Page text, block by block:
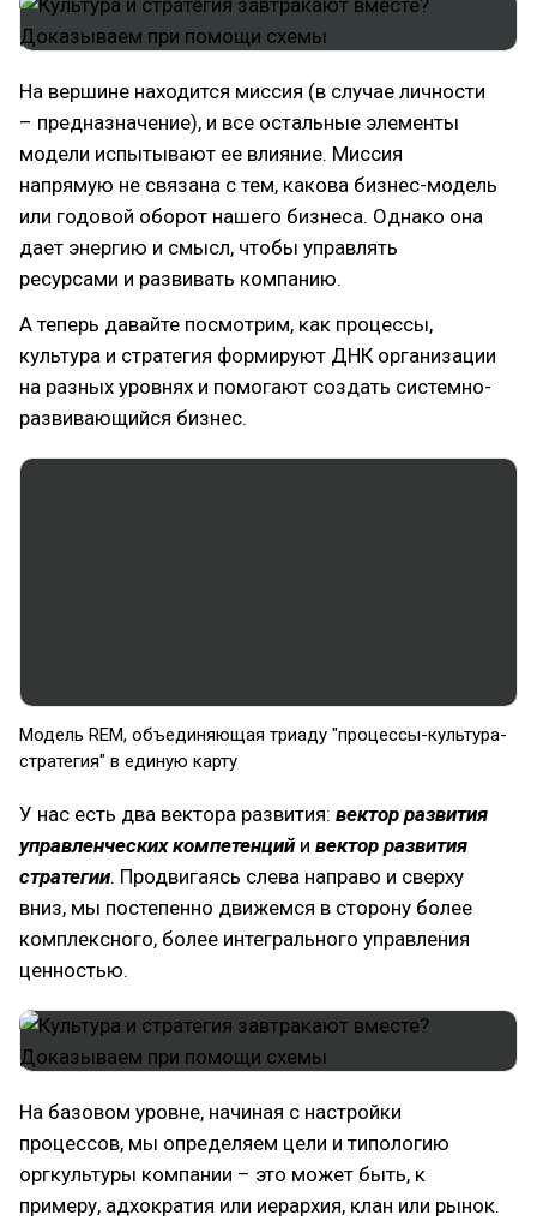
На вершине находится миссия (в случае личности
– предназначение), и все остальные элементы
модели испытывают ее влияние. Миссия
напрямую не связана с тем, какова бизнес-модель
или годовой оборот нашего бизнеса. Однако она
дает энергию и смысл, чтобы управлять
ресурсами и развивать компанию.
А теперь давайте посмотрим, как процессы,
культура и стратегия формируют ДНК организации
на разных уровнях и помогают создать системно-
развивающийся бизнес.
Модель REM, объединяющая триаду "процессы-культура-
стратегия" в единую карту
У нас есть два вектора развития: вектор развития
управленческих компетенций и вектор развития
стратегии. Продвигаясь слева направо и сверху
вниз, мы постепенно движемся в сторону более
комплексного, более интегрального управления
ценностью.
На базовом уровне, начиная с настройки
процессов, мы определяем цели и типологию
оргкультуры компании – это может быть, к
примеру, адхократия или иерархия, клан или рынок.